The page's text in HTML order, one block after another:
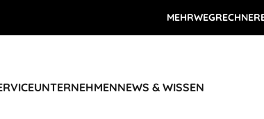
MEHRWEGRECHNER
UNTERNEHMENNEWS & WISSEN